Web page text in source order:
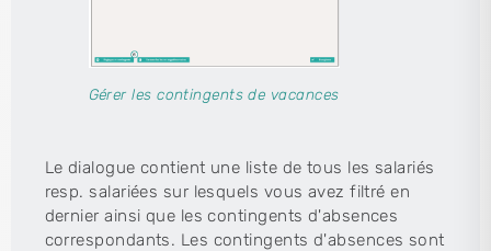
Gérer les contingents de vacances
Le dialogue contient une liste de tous les salariés
resp. salariées sur lesquels vous avez filtré en
dernier ainsi que les contingents d'absences
correspondants. Les contingents d'absences sont